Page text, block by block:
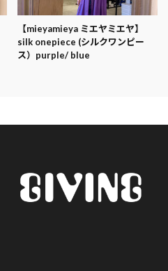
【mieyamieya ミエヤミエヤ】
silk onepiece (シルクワンピー
ス）purple/ blue